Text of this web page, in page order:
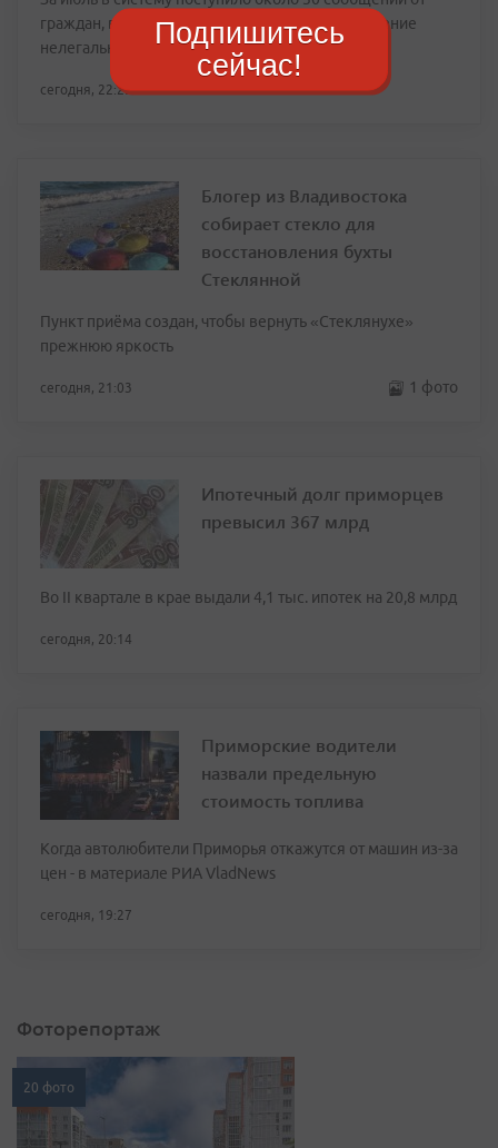
граждан, в которых указывалось местонахождение
нелегальных мигрантов
сегодня, 22:29
Блогер из Владивостока
собирает стекло для
восстановления бухты
Стеклянной
Пункт приёма создан, чтобы вернуть «Стеклянухе»
прежнюю яркость
сегодня, 21:03 1 фото
Ипотечный долг приморцев
превысил 367 млрд
Во II квартале в крае выдали 4,1 тыс. ипотек на 20,8 млрд
сегодня, 20:14
Приморские водители
назвали предельную
стоимость топлива
Когда автолюбители Приморья откажутся от машин из-за
цен - в материале РИА VladNews
сегодня, 19:27
Фоторепортаж
20 фото
Подпишитесь
сейчас!